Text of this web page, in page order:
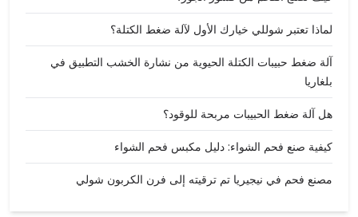
لماذا تعتبر شوللي خيارك الأول لآلة ضغط الكتلة؟
آلة ضغط حبيبات الكتلة الحيوية من نشارة الخشب التطبيق في
بلغاريا
هل آلة ضغط الحبيبات مربحة للوقود؟
كيفية صنع فحم الشواء: دليل مكبس فحم الشواء
مصنع فحم في نيجيريا تم ترقيته إلى فرن الكربون شولي